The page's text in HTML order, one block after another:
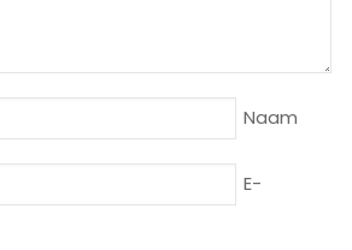
Naam
E-